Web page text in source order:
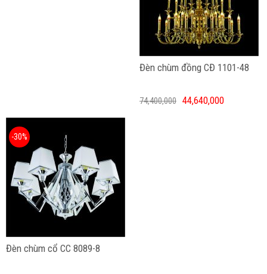
Đèn chùm đồng CĐ 1101-48
74,400,000 44,640,000
Đèn chùm cổ CC 8089-8
-30%